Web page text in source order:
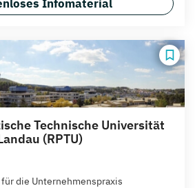
Infomaterial
Technische Universität
(RPTU)
die Unternehmenspraxis